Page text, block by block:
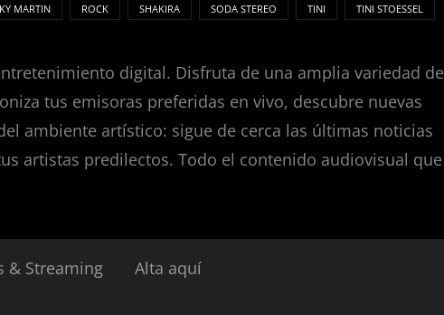
MARTIN ROCK SHAKIRA SODA STEREO TINI TINI STOESSEL
digital. Disfruta de una amplia variedad de
tus emisoras preferidas en vivo, descubre nuevas
ambiente artístico: sigue de cerca las últimas noticias
artistas predilectos. Todo el contenido audiovisual que
& Streaming Alta aquí